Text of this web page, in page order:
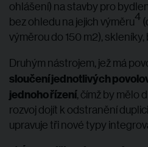
ohlášení) na stavby pro
bez ohledu na jejich výměru4
výměrou do 150 m2),
Druhým nástrojem, jež má
sloučení jednotlivých
jednoho řízení, čímž by mělo
rozvoj dojít k odstranění
upravuje tři nové typy